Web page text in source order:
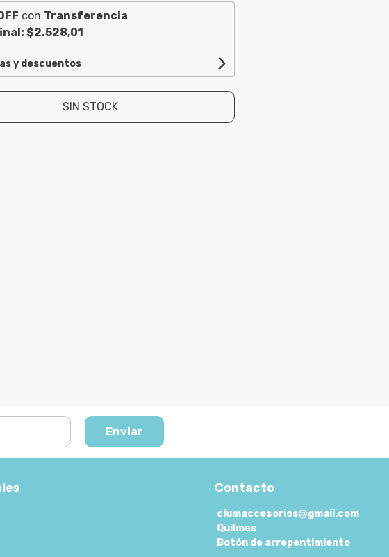
con Transferencia
$2.528,01
y descuentos
SIN STOCK
Enviar
Contacto
clumaccesorios@gmail.com
Quilmes
Botón de arrepentimiento